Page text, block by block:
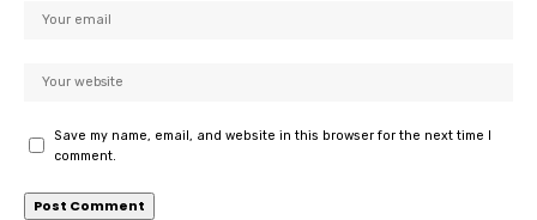
Save my name, email, and website in this browser for the next time I
comment.